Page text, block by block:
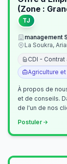
(Zone :
TJ
management
La Soukra,
CDI -
Agriculture
À propos de
et de conseils.
de l'un de nos
Postuler